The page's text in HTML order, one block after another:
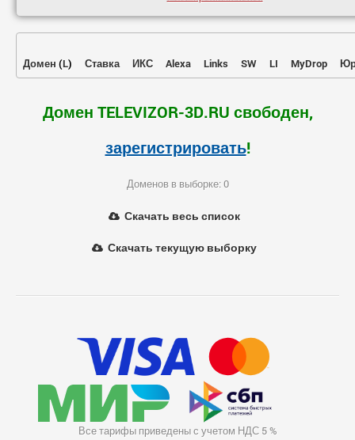
Домен (L) Ставка ИКС Alexa Links SW LI MyDrop
Домен TELEVIZOR-3D.RU свободен,
зарегистрировать!
Доменов в выборке: 0
Скачать весь список
Скачать текущую выборку
Все тарифы приведены с учетом НДС 5 %